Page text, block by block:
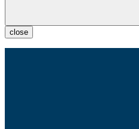
close